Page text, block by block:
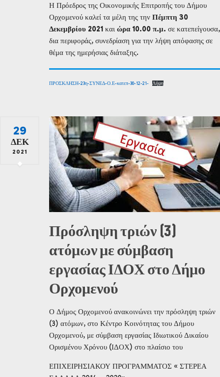
Η Πρόεδρος της Οικονομικής Επιτροπής του Δήμου
Ορχομενού καλεί τα μέλη της την Πέμπτη 30
Δεκεμβρίου 2021 και ώρα 10.00 π.μ. σε κατεπείγουσα,
δια περιφοράς, συνεδρίαση για την λήψη απόφασης σε
θέμα της ημερήσιας διάταξης.
ΠΡΟΣΚΛΗΣΗ-23η-ΣΥΝΕΔ-Ο.Ε-κατεπ-30-12-21- Λήψη
29
ΔΕΚ
2021
Πρόσληψη τριών (3)
ατόμων με σύμβαση
εργασίας ΙΔΟΧ στο Δήμο
Ορχομενού
Ο Δήμος Ορχομενού ανακοινώνει την πρόσληψη τριών
(3) ατόμων, στο Κέντρο Κοινότητας του Δήμου
Ορχομενού, με σύμβαση εργασίας Ιδιωτικού Δικαίου
Ορισμένου Χρόνου (ΙΔΟΧ) στο πλαίσιο του
ΕΠΙΧΕΙΡΗΣΙΑΚΟΥ ΠΡΟΓΡΑΜΜΑΤΟΣ « ΣΤΕΡΕΑ